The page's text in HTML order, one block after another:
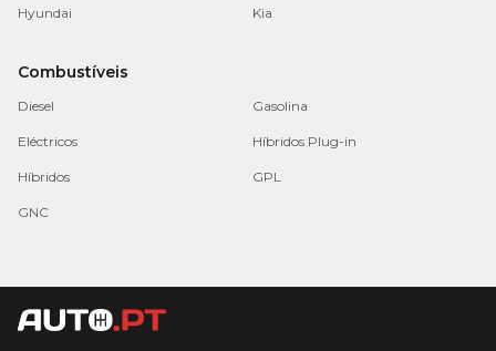
Hyundai Kia
Combustíveis
Diesel Gasolina
Eléctricos Híbridos Plug-in
Híbridos GPL
GNC